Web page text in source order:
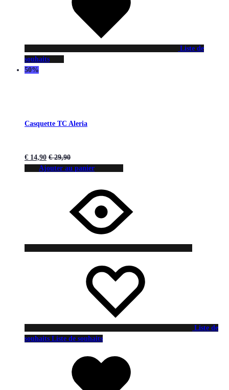
Liste de
souhaits
50%
Casquette TC Aleria
€ 14,90 €29,90
Ajouter au panier
Liste de
souhaits Liste de souhaits